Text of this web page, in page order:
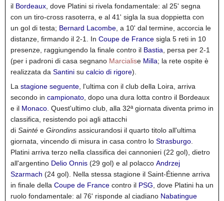
il Bordeaux , dove Platini si rivela fondamentale: al 25' segna
con un tiro-cross rasoterra, e al 41' sigla la sua doppietta con
un gol di testa; Bernard Lacombe , a 10' dal termine, accorcia le
distanze, firmando il 2-1.
In Coupe de France sigla 5 reti in 10
presenze, raggiungendo la finale contro il Bastia , persa per 2-1
(per i padroni di casa segnano Marcialise Milla; la rete ospite è
realizzata da Santini su calcio di rigore).
La stagione seguente , l'ultima con il club della Loira, arriva
secondo in campionato , dopo una dura lotta contro il Bordeaux
e il Monaco . Quest'ultimo club, alla 32ª giornata diventa primo in
classifica, resistendo poi agli attacchi
di Sainté e Girondins assicurandosi il quarto titolo all'ultima
giornata, vincendo di misura in casa contro lo Strasburgo
Platini arriva terzo nella classifica dei cannonieri (22 gol), dietro
all'argentino Delio Onnis (29 gol) e al polacco Andrzej
Szarmach (24 gol).
Nella stessa stagione il Saint-Étienne arriva
in finale della Coupe de France contro il PSG , dove Platini ha un
ruolo fondamentale: al 76' risponde al ciadiano Nabatingue